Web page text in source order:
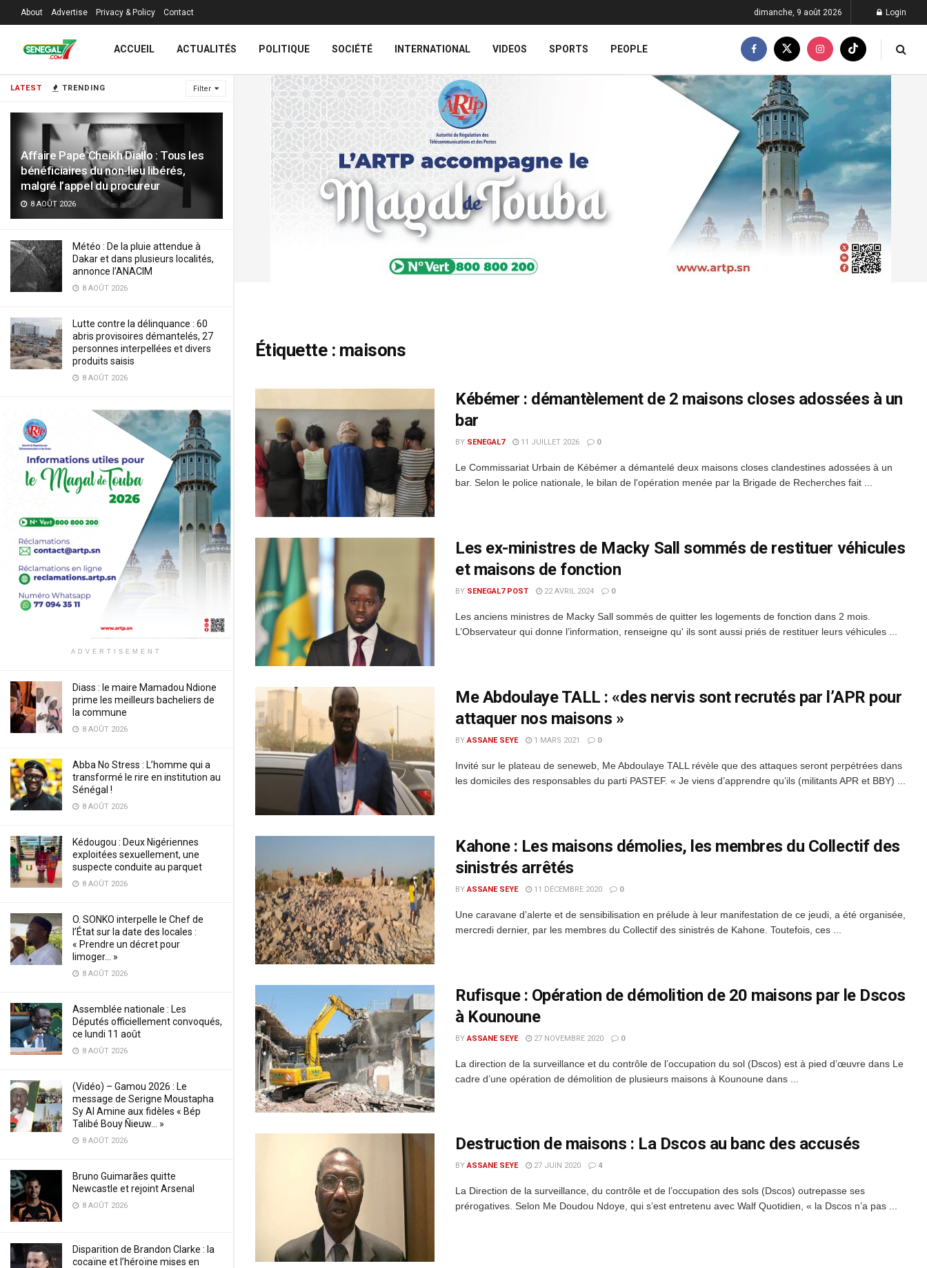
LATEST TRENDING Filter
Affaire Pape Cheikh Diallo : Tous les
bénéficiaires du non-lieu libérés,
malgré l’appel du procureur
8 AOÛT 2026
Météo : De la pluie attendue à
Dakar et dans plusieurs localités,
annonce l’ANACIM
8 AOÛT 2026
Lutte contre la délinquance : 60
abris provisoires démantelés, 27
personnes interpellées et divers
produits saisis
8 AOÛT 2026
ADVERTISEMENT
Diass : le maire Mamadou Ndione
prime les meilleurs bacheliers de
la commune
8 AOÛT 2026
Abba No Stress : L’homme qui a
transformé le rire en institution au
Sénégal !
8 AOÛT 2026
Kédougou : Deux Nigériennes
exploitées sexuellement, une
suspecte conduite au parquet
8 AOÛT 2026
O. SONKO interpelle le Chef de
l’État sur la date des locales :
« Prendre un décret pour
limoger… »
8 AOÛT 2026
Assemblée nationale : Les
Députés officiellement convoqués,
ce lundi 11 août
8 AOÛT 2026
(Vidéo) – Gamou 2026 : Le
message de Serigne Moustapha
Sy Al Amine aux fidèles « Bép
Talibé Bouy Ñieuw… »
8 AOÛT 2026
Bruno Guimarães quitte
Newcastle et rejoint Arsenal
8 AOÛT 2026
Disparition de Brandon Clarke : la
cocaïne et l’héroïne mises en
About Advertise Privacy & Policy Contact dimanche, 9 août 2026 Login
ACCUEIL ACTUALITÉS POLITIQUE SOCIÉTÉ INTERNATIONAL VIDEOS SPORTS PEOPLE
Étiquette : maisons
Kébémer : démantèlement de 2 maisons closes adossées à un
bar
BY SENEGAL7 11 JUILLET 2026 0
Le Commissariat Urbain de Kébémer a démantelé deux maisons closes clandestines adossées à un
bar. Selon le police nationale, le bilan de l'opération menée par la Brigade de Recherches fait ...
Les ex-ministres de Macky Sall sommés de restituer véhicules
et maisons de fonction
BY SENEGAL7 POST 22 AVRIL 2024 0
Les anciens ministres de Macky Sall sommés de quitter les logements de fonction dans 2 mois.
L’Observateur qui donne l’information, renseigne qu' ils sont aussi priés de restituer leurs véhicules ...
Me Abdoulaye TALL : «des nervis sont recrutés par l’APR pour
attaquer nos maisons »
BY ASSANE SEYE 1 MARS 2021 0
Invité sur le plateau de seneweb, Me Abdoulaye TALL révèle que des attaques seront perpétrées dans
les domiciles des responsables du parti PASTEF. « Je viens d’apprendre qu’ils (militants APR et BBY) ...
Kahone : Les maisons démolies, les membres du Collectif des
sinistrés arrêtés
BY ASSANE SEYE 11 DÉCEMBRE 2020 0
Une caravane d’alerte et de sensibilisation en prélude à leur manifestation de ce jeudi, a été organisée,
mercredi dernier, par les membres du Collectif des sinistrés de Kahone. Toutefois, ces ...
Rufisque : Opération de démolition de 20 maisons par le Dscos
à Kounoune
BY ASSANE SEYE 27 NOVEMBRE 2020 0
La direction de la surveillance et du contrôle de l’occupation du sol (Dscos) est à pied d’œuvre dans Le
cadre d’une opération de démolition de plusieurs maisons à Kounoune dans ...
Destruction de maisons : La Dscos au banc des accusés
BY ASSANE SEYE 27 JUIN 2020 4
La Direction de la surveillance, du contrôle et de l’occupation des sols (Dscos) outrepasse ses
prérogatives. Selon Me Doudou Ndoye, qui s’est entretenu avec Walf Quotidien, « la Dscos n’a pas ...